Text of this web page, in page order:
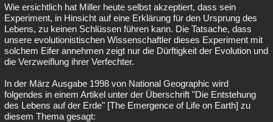
Wie ersichtlich hat Miller heute selbst akzeptiert, dass sein
Experiment, in Hinsicht auf eine Erklärung für den Ursprung des
Lebens, zu keinen Schlüssen führen kann. Die Tatsache, dass
unsere evolutionistischen Wissenschaftler dieses Experiment mit
solchem Eifer annehmen zeigt nur die Dürftigkeit der Evolution und
die Verzweiflung ihrer Verfechter.
In der März Ausgabe 1998 von National Geographic wird
folgendes in einem Artikel unter der Überschrift "Die Entstehung
des Lebens auf der Erde" [The Emergence of Life on Earth] zu
diesem Thema gesagt: